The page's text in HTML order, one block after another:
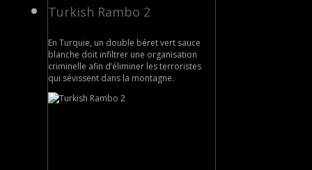
Turkish Rambo 2
En Turquie, un double béret vert sauce
blanche doit infiltrer une organisation
criminelle afin d’éliminer les terroristes
qui sévissent dans la montagne.